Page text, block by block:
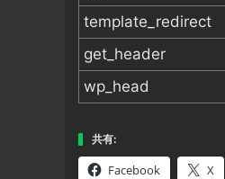
template_redirect
get_header
wp_head
共有:
Facebook X